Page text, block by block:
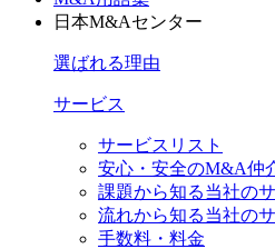
日本M&Aセンター
選ばれる理由
サービス
サービスリスト
安心・安全のM&A仲
課題から知る当社の
流れから知る当社の
手数料・料金